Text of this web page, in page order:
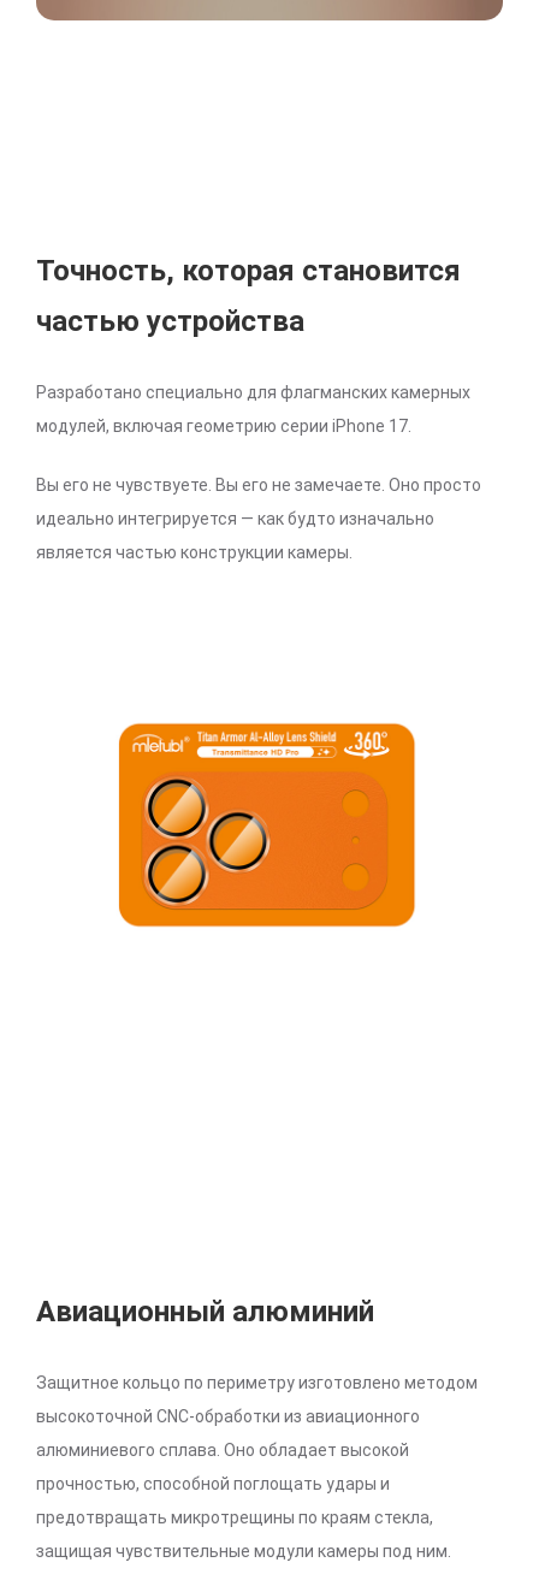
Точность, которая становится
частью устройства
Разработано специально для флагманских камерных
модулей, включая геометрию серии iPhone 17.
Вы его не чувствуете. Вы его не замечаете. Оно просто
идеально интегрируется — как будто изначально
является частью конструкции камеры.
Авиационный алюминий
Защитное кольцо по периметру изготовлено методом
высокоточной CNC-обработки из авиационного
алюминиевого сплава. Оно обладает высокой
прочностью, способной поглощать удары и
предотвращать микротрещины по краям стекла,
защищая чувствительные модули камеры под ним.